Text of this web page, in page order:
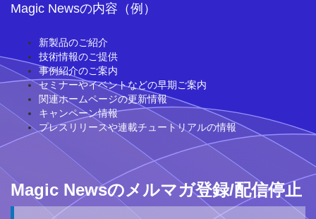
Magic Newsの内容（例）
新製品のご紹介
技術情報のご提供
事例紹介のご案内
セミナーやイベントなどの早期ご案内
関連ホームページの更新情報
キャンペーン情報
プレスリリースや連載チュートリアルの情報
Magic Newsのメルマガ登録/配信停止